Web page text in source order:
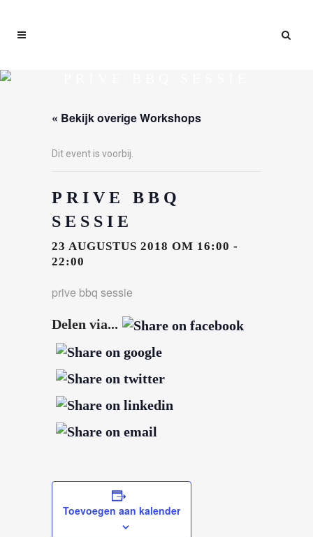
« Bekijk overige Workshops
Dit event is voorbij.
PRIVE BBQ
SESSIE
23 AUGUSTUS 2018 OM 16:00 -
22:00
prive bbq sessie
Delen via...
Toevoegen aan kalender